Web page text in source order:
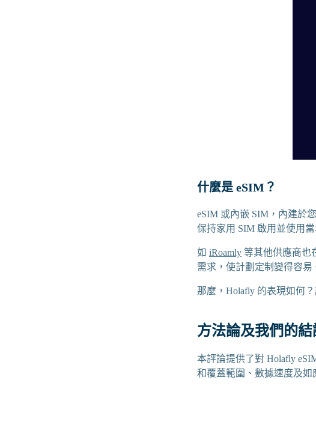
什麼是 eSIM？
eSIM 或內嵌 SIM，內建於
保持家用 SIM 啟用並使用
如 iRoamly 等其他供應商也
需求，使計劃定制變得容易
那麼，Holafly 的表現如何
方法論及我們的結
本評論提供了對 Holafly
和覆蓋範圍、數據速度及如